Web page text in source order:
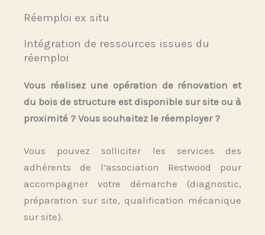
Réemploi ex situ
Intégration de ressources issues du
réemploi
Vous réalisez une opération de rénovation et
du bois de structure est disponible sur site ou à
proximité ? Vous souhaitez le réemployer ?
Vous pouvez solliciter les services des
adhérents de l’association Restwood pour
accompagner votre démarche (diagnostic,
préparation sur site, qualification mécanique
sur site).